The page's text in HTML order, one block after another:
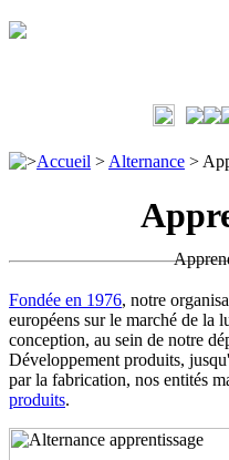
>Accueil > Alternance >
Fondée en 1976, notre
européens sur le marché de la
conception, au sein de notre
Développement produits,
par la fabrication, nos entités
produits.